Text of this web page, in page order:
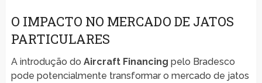
O IMPACTO NO MERCADO DE JATOS
PARTICULARES
A introdução do Aircraft Financing pelo Bradesco
pode potencialmente transformar o mercado de jatos